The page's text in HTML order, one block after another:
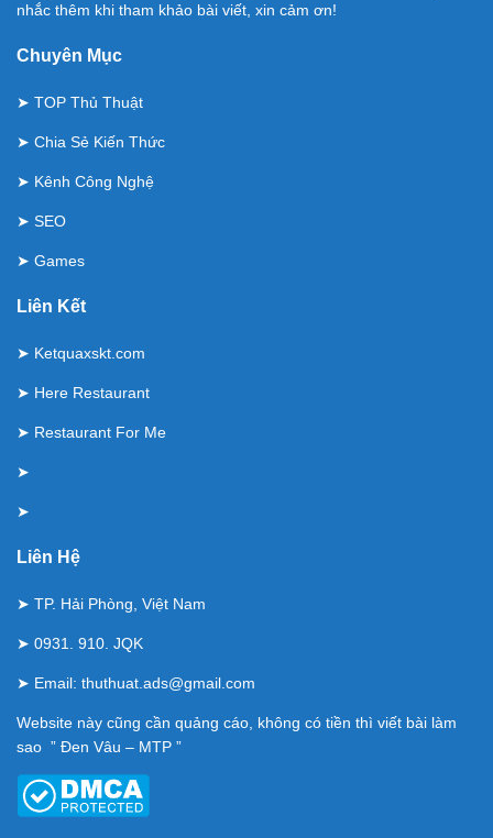
nhắc thêm khi tham khảo bài viết, xin cảm ơn!
Chuyên Mục
➤ TOP Thủ Thuật
➤ Chia Sẻ Kiến Thức
➤ Kênh Công Nghệ
➤ SEO
➤ Games
Liên Kết
➤ Ketquaxskt.com
➤ Here Restaurant
➤ Restaurant For Me
➤
➤
Liên Hệ
➤ TP. Hải Phòng, Việt Nam
➤ 0931. 910. JQK
➤ Email: thuthuat.ads@gmail.com
Website này cũng cần quảng cáo, không có tiền thì viết bài làm
sao ” Đen Vâu – MTP ”